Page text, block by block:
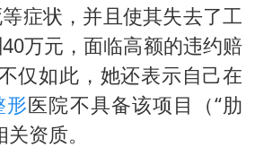
症状，并且使其失去了工
万元，面临高额的违约赔
仅如此，她还表示自己在
形医院不具备该项目（“肋
关资质。